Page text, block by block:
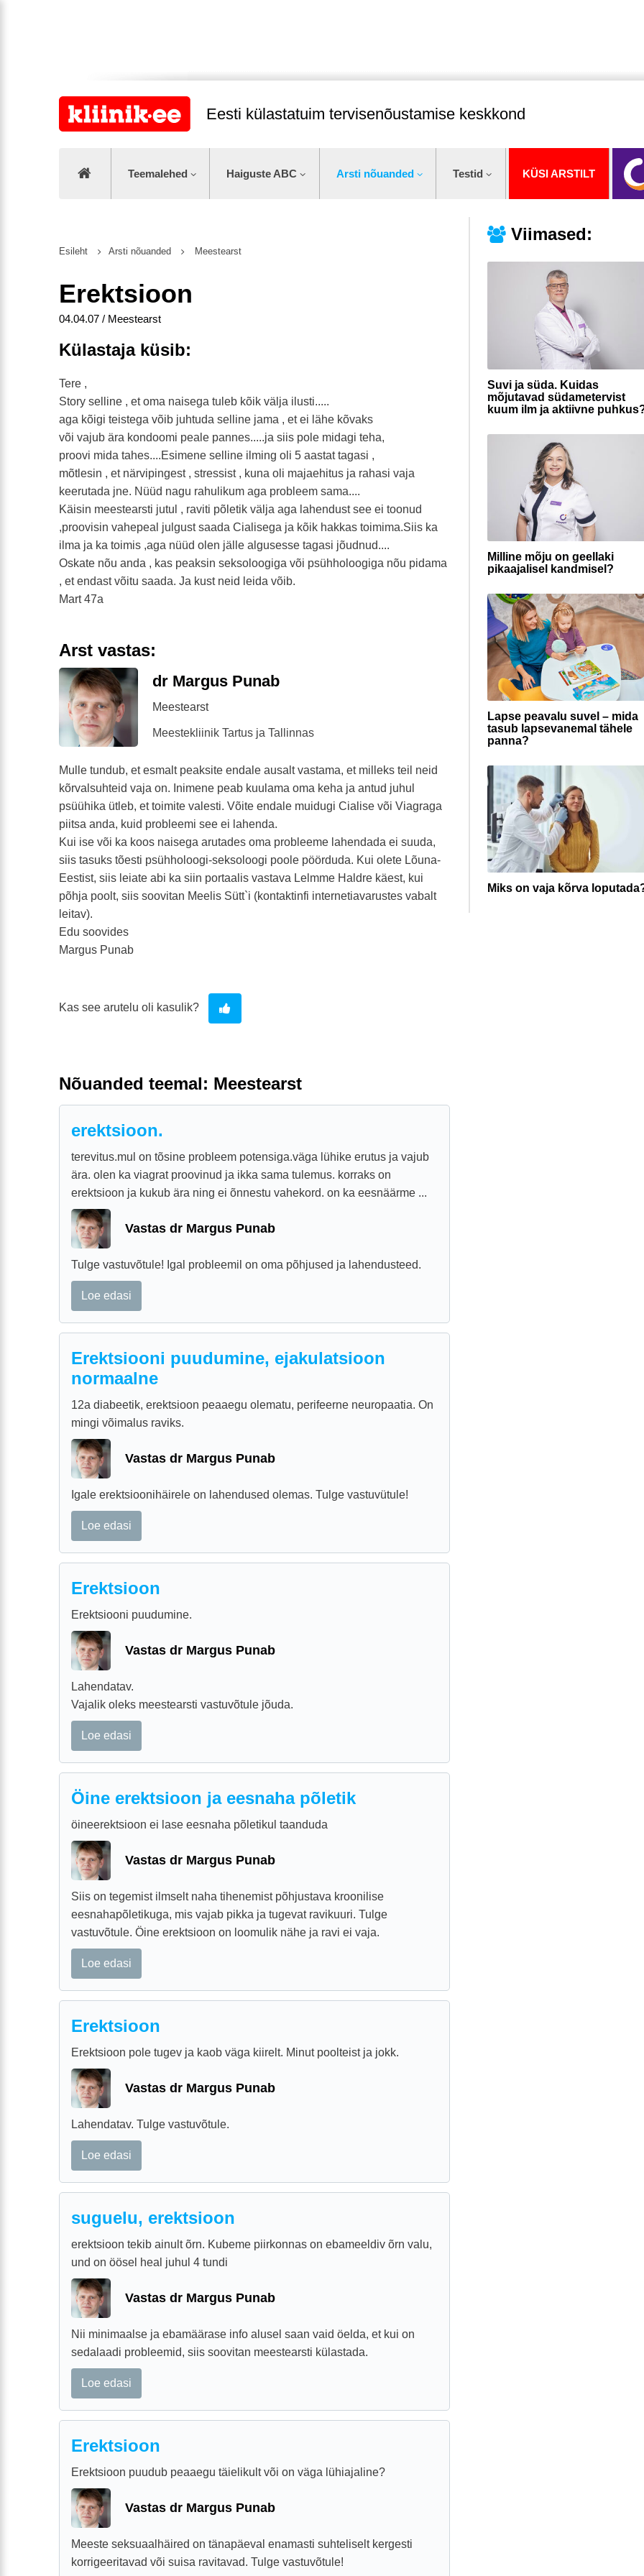
Eesti külastatuim tervisenõustamise keskkond
Teemalehed Haiguste ABC Arsti nõuanded Testid KÜSI ARSTILT
Viimased:
Suvi ja süda. Kuidas
mõjutavad südametervist
kuum ilm ja aktiivne
Milline mõju on geellaki
pikaajalisel kandmisel?
Lapse peavalu suvel – mida
tasub lapsevanemal tähele
panna?
Miks on vaja kõrva
Esileht Arsti nõuanded Meestearst
Erektsioon
04.04.07 / Meestearst
Külastaja küsib:
Tere ,
Story selline , et oma naisega tuleb kõik välja ilusti.....
aga kõigi teistega võib juhtuda selline jama , et ei lähe kõvaks
või vajub ära kondoomi peale pannes.....ja siis pole midagi teha,
proovi mida tahes....Esimene selline ilming oli 5 aastat tagasi ,
mõtlesin , et närvipingest , stressist , kuna oli majaehitus ja rahasi vaja
keerutada jne. Nüüd nagu rahulikum aga probleem sama....
Käisin meestearsti jutul , raviti põletik välja aga lahendust see ei toonud
,proovisin vahepeal julgust saada Cialisega ja kõik hakkas toimima.Siis ka
ilma ja ka toimis ,aga nüüd olen jälle algusesse tagasi jõudnud....
Oskate nõu anda , kas peaksin seksoloogiga või psühholoogiga nõu pidama
, et endast võitu saada. Ja kust neid leida võib.
Mart 47a
Arst vastas:
dr Margus Punab
Meestearst
Meestekliinik Tartus ja Tallinnas
Mulle tundub, et esmalt peaksite endale ausalt vastama, et milleks teil neid
kõrvalsuhteid vaja on. Inimene peab kuulama oma keha ja antud juhul
psüühika ütleb, et toimite valesti. Võite endale muidugi Cialise või Viagraga
piitsa anda, kuid probleemi see ei lahenda.
Kui ise või ka koos naisega arutades oma probleeme lahendada ei suuda,
siis tasuks tõesti psühholoogi-seksoloogi poole pöörduda. Kui olete Lõuna-
Eestist, siis leiate abi ka siin portaalis vastava Lelmme Haldre käest, kui
põhja poolt, siis soovitan Meelis Sütt`i (kontaktinfi internetiavarustes vabalt
leitav).
Edu soovides
Margus Punab
Kas see arutelu oli kasulik?
Nõuanded teemal: Meestearst
erektsioon.
terevitus.mul on tõsine probleem potensiga.väga lühike erutus ja vajub
ära. olen ka viagrat proovinud ja ikka sama tulemus. korraks on
erektsioon ja kukub ära ning ei õnnestu vahekord. on ka eesnäärme ...
Vastas dr Margus Punab
Tulge vastuvõtule! Igal probleemil on oma põhjused ja lahendusteed.
Loe edasi
Erektsiooni puudumine, ejakulatsioon
normaalne
12a diabeetik, erektsioon peaaegu olematu, perifeerne neuropaatia. On
mingi võimalus raviks.
Vastas dr Margus Punab
Igale erektsioonihäirele on lahendused olemas. Tulge vastuvütule!
Loe edasi
Erektsioon
Erektsiooni puudumine.
Vastas dr Margus Punab
Lahendatav.
Vajalik oleks meestearsti vastuvõtule jõuda.
Loe edasi
Öine erektsioon ja eesnaha põletik
öineerektsioon ei lase eesnaha põletikul taanduda
Vastas dr Margus Punab
Siis on tegemist ilmselt naha tihenemist põhjustava kroonilise
eesnahapõletikuga, mis vajab pikka ja tugevat ravikuuri. Tulge
vastuvõtule. Öine erektsioon on loomulik nähe ja ravi ei vaja.
Loe edasi
Erektsioon
Erektsioon pole tugev ja kaob väga kiirelt. Minut poolteist ja jokk.
Vastas dr Margus Punab
Lahendatav. Tulge vastuvõtule.
Loe edasi
suguelu, erektsioon
erektsioon tekib ainult õrn. Kubeme piirkonnas on ebameeldiv õrn valu,
und on öösel heal juhul 4 tundi
Vastas dr Margus Punab
Nii minimaalse ja ebamäärase info alusel saan vaid öelda, et kui on
sedalaadi probleemid, siis soovitan meestearsti külastada.
Loe edasi
Erektsioon
Erektsioon puudub peaaegu täielikult või on väga lühiajaline?
Vastas dr Margus Punab
Meeste seksuaalhäired on tänapäeval enamasti suhteliselt kergesti
korrigeeritavad või suisa ravitavad. Tulge vastuvõtule!